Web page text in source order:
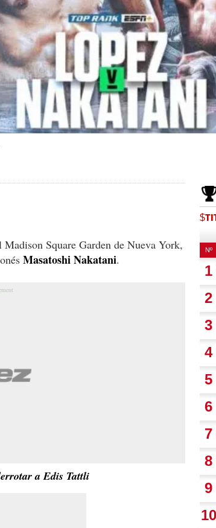
Square Garden de Nueva York,
Masatoshi Nakatani.
a Edis Tattli